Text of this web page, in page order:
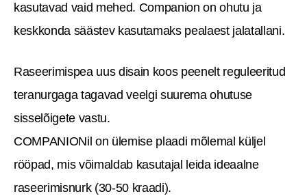
kasutavad vaid mehed. Companion on ohutu ja
keskkonda säästev kasutamaks pealaest jalatallani.
Raseerimispea uus disain koos peenelt reguleeritud
teranurgaga tagavad veelgi suurema ohutuse
sisselõigete vastu.
COMPANIONil on ülemise plaadi mõlemal küljel
rööpad, mis võimaldab kasutajal leida ideaalne
raseerimisnurk (30-50 kraadi).